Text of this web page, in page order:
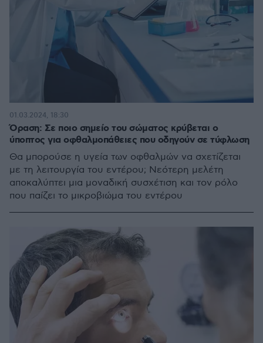
Όραση: Σε ποιο σημείο του σώματος κρύβεται ο
ύποπτος για οφθαλμοπάθειες που οδηγούν σε τύφλωση
Θα μπορούσε η υγεία των οφθαλμών να σχετίζεται
με τη λειτουργία του εντέρου; Νεότερη μελέτη
αποκαλύπτει μια μοναδική συσχέτιση και τον ρόλο
που παίζει το μικροβιώμα του εντέρου
01.03.2024, 18:30